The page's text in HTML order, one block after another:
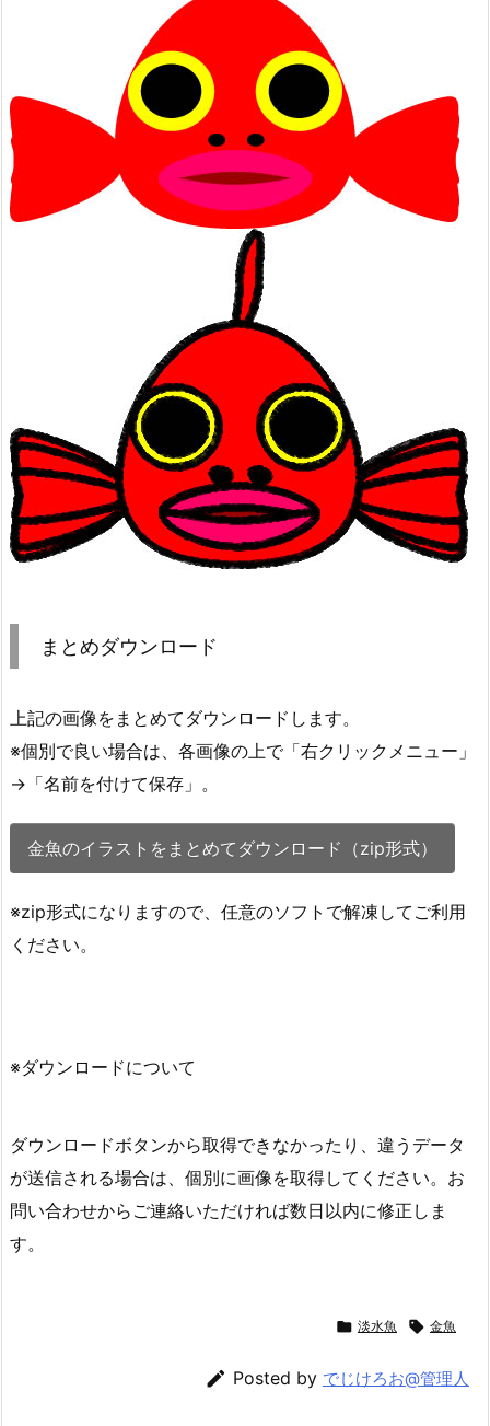
まとめダウンロード
上記の画像をまとめてダウンロードします。
※個別で良い場合は、各画像の上で「右クリックメニュー」
→「名前を付けて保存」。
金魚のイラストをまとめてダウンロード（zip形式）
※zip形式になりますので、任意のソフトで解凍してご利用
ください。
※ダウンロードについて
ダウンロードボタンから取得できなかったり、違うデータ
が送信される場合は、個別に画像を取得してください。お
問い合わせからご連絡いただければ数日以内に修正しま
す。
 淡水魚  金魚
 Posted by でじけろお@管理人